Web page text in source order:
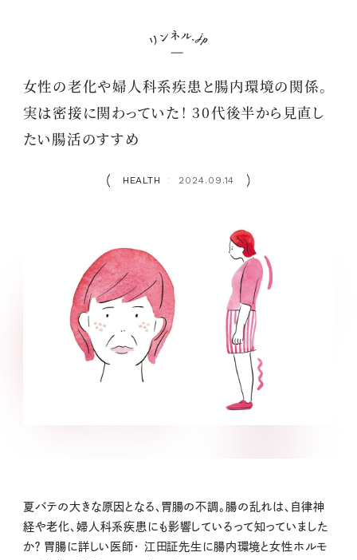
女性の老化や婦人科系疾患と腸内環境の関係。
実は密接に関わっていた！ 30代後半から見直し
たい腸活のすすめ
HEALTH ： 2024.09.14
夏バテの大きな原因となる、胃腸の不調。腸の乱れは、自律神
経や老化、婦人科系疾患にも影響しているって知っていました
か？ 胃腸に詳しい医師・ 江田証先生に腸内環境と女性ホルモ